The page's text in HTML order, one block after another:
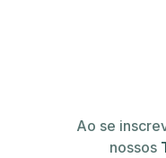
Ao se
nossos